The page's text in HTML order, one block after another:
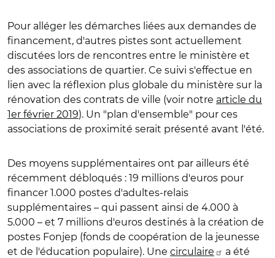
Pour alléger les démarches liées aux demandes de
financement, d'autres pistes sont actuellement
discutées lors de rencontres entre le ministère et
des associations de quartier. Ce suivi s'effectue en
lien avec la réflexion plus globale du ministère sur la
rénovation des contrats de ville (voir notre article du
1er février 2019). Un "plan d'ensemble" pour ces
associations de proximité serait présenté avant l'été.
Des moyens supplémentaires ont par ailleurs été
récemment débloqués : 19 millions d'euros pour
financer 1.000 postes d'adultes-relais
supplémentaires – qui passent ainsi de 4.000 à
5.000 – et 7 millions d'euros destinés à la création de
postes Fonjep (fonds de coopération de la jeunesse
et de l'éducation populaire). Une circulaire
a été